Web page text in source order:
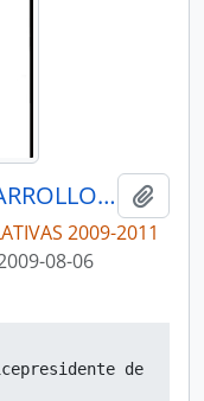
ACTAS COMISIÓN DE DESARROLLO ECONÓMICO, PRODUCTIVO Y LA MICROEMPRESA
2009-2011
08-06
de